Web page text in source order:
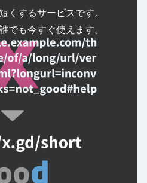
くするサービスです。
でも今すぐ使えます。